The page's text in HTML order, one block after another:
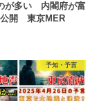
が多い 内閣府が富
公開 東京MER
予知・予言